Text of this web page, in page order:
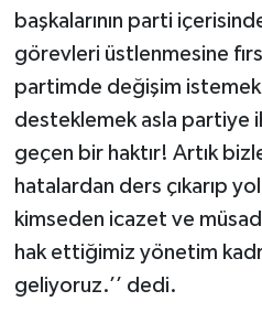
başkalarının parti
görevleri üstlenmesine
partimde değişim
desteklemek asla partiye
geçen bir haktır! Artık
hatalardan ders çıkarıp
kimseden icazet ve
hak ettiğimiz yönetim
geliyoruz.’’ dedi.